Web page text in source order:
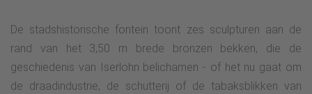
De stadshistorische fontein toont zes sculpturen aan de
rand van het 3,50 m brede bronzen bekken, die de
geschiedenis van Iserlohn belichamen - of het nu gaat om
de draadindustrie, de schutterij of de tabaksblikken van